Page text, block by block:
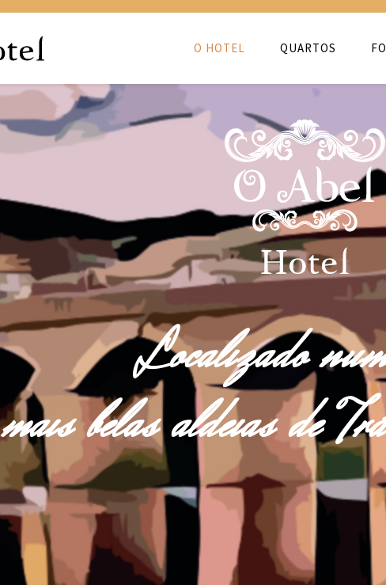
O HOTEL QUARTOS
Localizado
mais belas aldeias de